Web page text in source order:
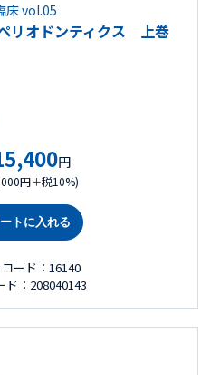
床 vol.05
リオドンティクス 上巻
円
円＋税10%)
トに入れる
ード：16140
ド：208040143